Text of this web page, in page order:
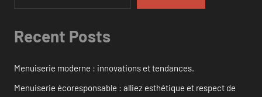
Recent Posts
Menuiserie moderne : innovations et tendances.
Menuiserie écoresponsable : alliez esthétique et respect de